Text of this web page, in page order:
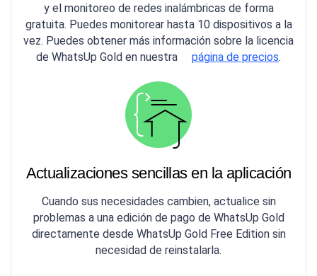
y el monitoreo de redes inalámbricas de forma
gratuita. Puedes monitorear hasta 10 dispositivos a la
vez. Puedes obtener más información sobre la licencia
de WhatsUp Gold en nuestra
página de precios.
Actualizaciones sencillas en la aplicación
Cuando sus necesidades cambien, actualice sin
problemas a una edición de pago de WhatsUp Gold
directamente desde WhatsUp Gold Free Edition sin
necesidad de reinstalarla.